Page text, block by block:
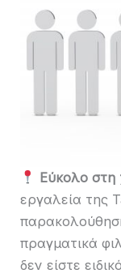
Εύκολο στη
εργαλεία της
πραγματικά
δεν είστε